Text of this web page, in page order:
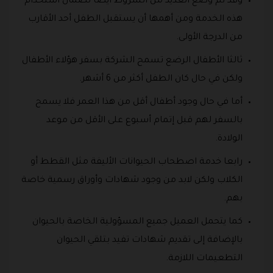
هذه الخدمة ومن أهمها أن يستقبل الطفل أحد الأقارب
من الدرجة الأولى.
ثالثا الأطفال الرضع تسمح الشركة بسفر هؤلاء الأطفال
ولكن في حال كان الطفل أكثر من 6 أشهر.
أما في حال وجود أطفال أقل من هذا العمر فلا يسمح
بالسفر لهم قبل إتمام أسبوع على الأقل من موعد
الولادة.
رابعا خدمة اصطحاب الحيوانات الأليفة مثل القطط أو
الكلاب ولكن لابد من وجود شهادات وأوراق رسمية خاصة
بهم.
كما يتحمل العميل جميع المسؤولية الخاصة بالحيوان
بالإضافة إلى تقديم شهادات تفيد بتلقي الحيوان
التطعيمات اللازمة.